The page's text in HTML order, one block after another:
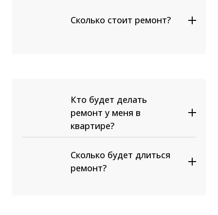
Сколько стоит ремонт?
Кто будет делать
ремонт у меня в
квартире?
Сколько будет длиться
ремонт?